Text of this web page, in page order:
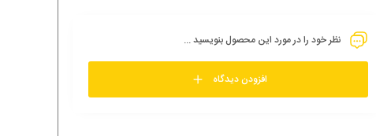
نظر خود را در مورد این محصول بنویسید ...
افزودن دیدگاه